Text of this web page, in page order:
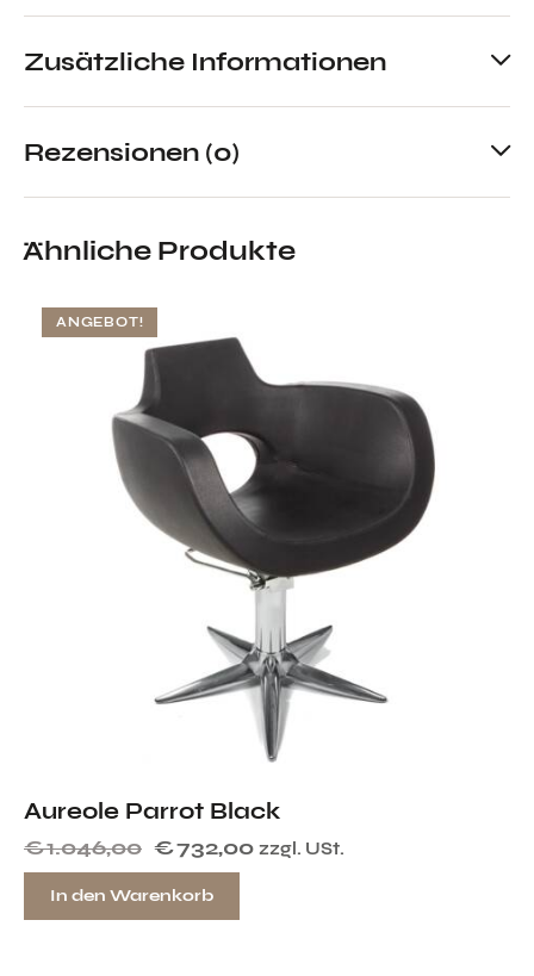
Zusätzliche Informationen
Rezensionen (0)
Ähnliche Produkte
ANGEBOT!
Aureole Parrot Black
€1.046,00 €732,00 zzgl. USt.
In den Warenkorb